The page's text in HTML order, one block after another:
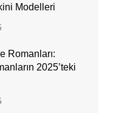
Modelleri
Romanları:
2025’teki